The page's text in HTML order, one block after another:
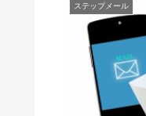
ステップメール